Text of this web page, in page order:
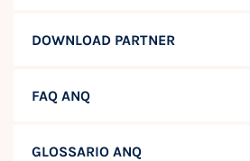
DOWNLOAD PARTNER
FAQ ANQ
GLOSSARIO ANQ